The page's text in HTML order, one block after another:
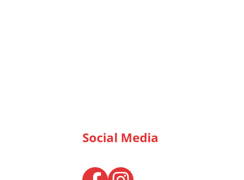
Social Media